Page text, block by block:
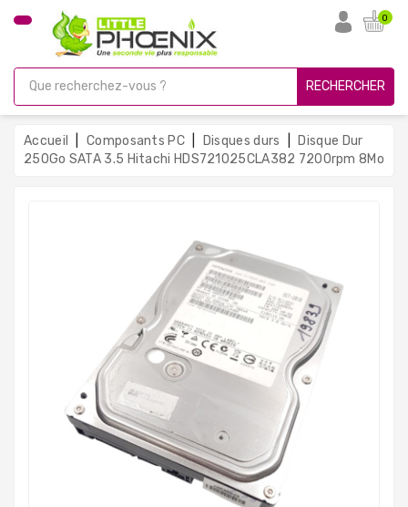
CATÉGORIE
Gamer
Unités
Centrales
Reconditionnées
0
RECHERCHER
Accueil Composants PC Disques durs
Disque Dur
250Go SATA 3.5 Hitachi HDS721025CLA382 7200rpm 8Mo